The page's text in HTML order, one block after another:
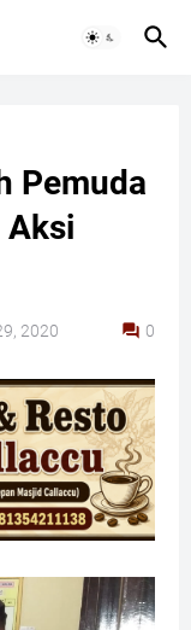
Pemuda
Aksi
2020 0